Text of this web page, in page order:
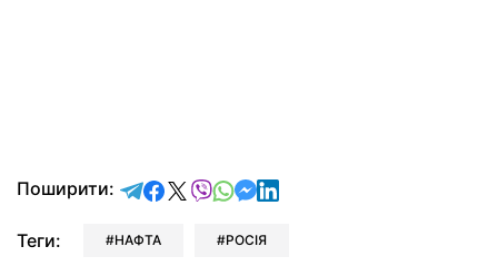
Поширити: відправити у Telegram
поділитись у Facebook
поділитись у X
відправити у Viber
відправити у Whatsapp
відправити у Messenger
відправити у LinkedIn
Теги: НАФТА РОСІЯ